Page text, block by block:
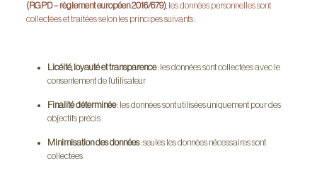
(RGPD – règlement européen 2016/679), les données personnelles sont
collectées et traitées selon les principes suivants :
Licéité, loyauté et transparence: les données sont collectées avec le
consentement de l’utilisateur
Finalité déterminée: les données sont utilisées uniquement pour des
objectifs précis
Minimisation des données: seules les données nécessaires sont
collectées